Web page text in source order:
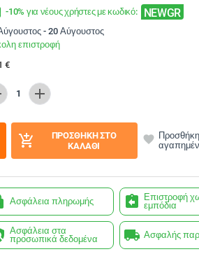
-10% για νέους χρήστες με κωδικό: NEWGR
- 20 Αύγουστος
επιστροφή
€
1 add
add_shopping_cart
ΠΡΟΣΘΉΚΗ ΣΤΟ
ΚΑΛΆΘΙ
favorite
Ασφάλεια πληρωμής assignment_return Επιστροφή
εμπόδια
Ασφάλεια στα
προσωπικά δεδομένα
local_shipping Ασφαλής